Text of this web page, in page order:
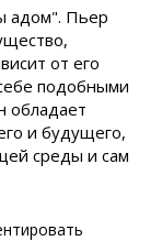
адом". Пьер
от его
подобными
обладает
и будущего,
среды и сам